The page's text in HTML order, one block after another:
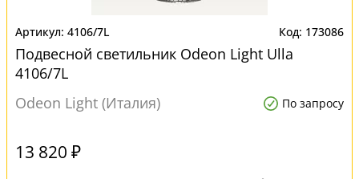
4106/7L 173086
Подвесной светильник Odeon Light Ulla
4106/7L
Odeon Light (Италия)
По запросу
13 820 ₽